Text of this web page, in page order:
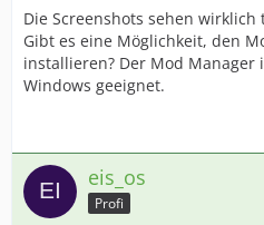
Die Screenshots sehen wirklich
Gibt es eine Möglichkeit, den
installieren? Der Mod
Windows geeignet.
eis_os
Profi